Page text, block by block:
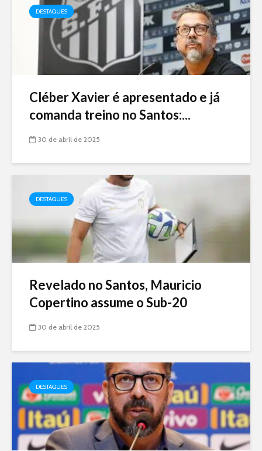
DESTAQUES
Cléber Xavier é apresentado e já
comanda treino no Santos:...
30 de abril de 2025
DESTAQUES
Revelado no Santos, Mauricio
Copertino assume o Sub-20
30 de abril de 2025
DESTAQUES